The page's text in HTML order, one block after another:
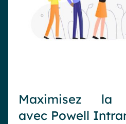
Maximisez la
avec Powell